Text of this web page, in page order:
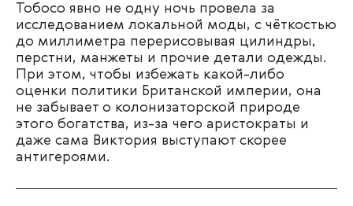
Тобосо явно не одну ночь провела за
исследованием локальной моды, с чёткостью
до миллиметра перерисовывая цилиндры,
перстни, манжеты и прочие детали одежды.
При этом, чтобы избежать какой-либо
оценки политики Британской империи, она
не забывает о колонизаторской природе
этого богатства, из-за чего аристократы и
даже сама Виктория выступают скорее
антигероями.